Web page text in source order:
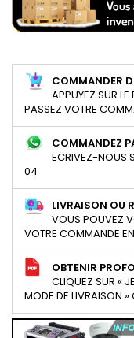
COMMANDER
APPUYEZ SUR
PASSEZ VOTRE
COMMANDEZ
ECRIVEZ-NOUS
04
LIVRAISON OU
VOUS POUVEZ
VOTRE COMMANDE
OBTENIR
CLIQUEZ SUR «
MODE DE LIVRAISON